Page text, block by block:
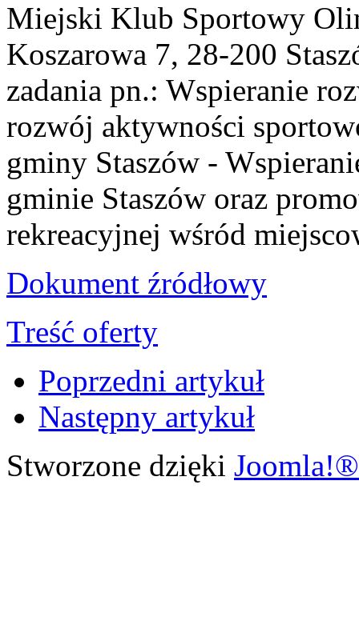
Miejski Klub Sportowy
Koszarowa 7, 28-200
zadania pn.: Wspieranie
rozwój aktywności
gminy Staszów -
gminie Staszów oraz
rekreacyjnej wśród
Dokument źródłowy
Treść oferty
Poprzedni artykuł
Następny artykuł
Stworzone dzięki Joomla!®